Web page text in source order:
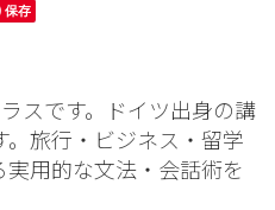
保存
スです。ドイツ出身の講
旅行・ビジネス・留学
用的な文法・会話術を